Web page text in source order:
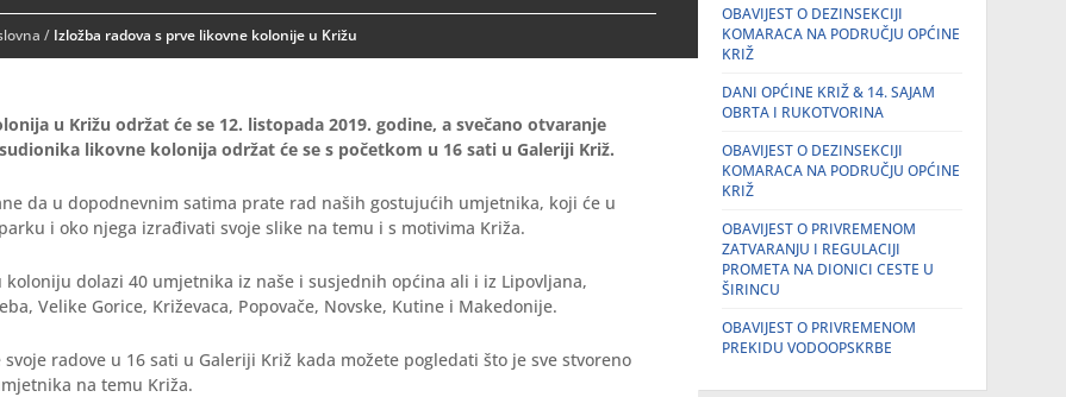
/ Izložba radova s prve likovne kolonije u Križu
u Križu održat će se 12. listopada 2019. godine, a svečano otvaranje
likovne kolonija održat će se s početkom u 16 sati u Galeriji Križ.
da u dopodnevnim satima prate rad naših gostujućih umjetnika, koji će u
i oko njega izrađivati svoje slike na temu i s motivima Križa.
koloniju dolazi 40 umjetnika iz naše i susjednih općina ali i iz Lipovljana,
Velike Gorice, Križevaca, Popovače, Novske, Kutine i Makedonije.
svoje radove u 16 sati u Galeriji Križ kada možete pogledati što je sve stvoreno
na temu Križa.
OBAVIJEST O DEZINSEKCIJI
KOMARACA NA PODRUČJU OPĆINE
KRIŽ
DANI OPĆINE KRIŽ & 14. SAJAM
OBRTA I RUKOTVORINA
OBAVIJEST O DEZINSEKCIJI
KOMARACA NA PODRUČJU OPĆINE
KRIŽ
OBAVIJEST O PRIVREMENOM
ZATVARANJU I REGULACIJI
PROMETA NA DIONICI CESTE U
ŠIRINCU
OBAVIJEST O PRIVREMENOM
PREKIDU VODOOPSKRBE